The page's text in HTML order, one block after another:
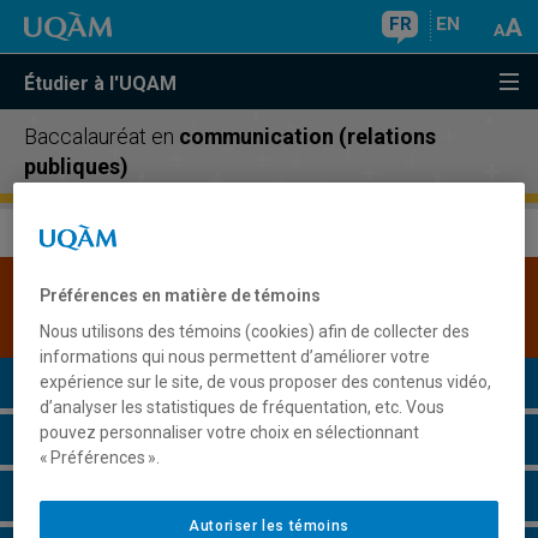
FR EN
Étudier à l'UQAM
Baccalauréat en communication (relations
publiques)
Une version plus récente de ce programme est
disponible. Cliquez ici pour la consulter
Présentation du programme
Conditions d'admission
Cours à suivre et horaires
Préférences en matière de témoins
Nous utilisons des témoins (cookies) afin de collecter des
informations qui nous permettent d’améliorer votre
expérience sur le site, de vous proposer des contenus vidéo,
d’analyser les statistiques de fréquentation, etc. Vous
pouvez personnaliser votre choix en sélectionnant
« Préférences ».
Autoriser les témoins